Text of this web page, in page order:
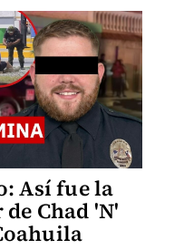
Así fue la
Chad 'N'